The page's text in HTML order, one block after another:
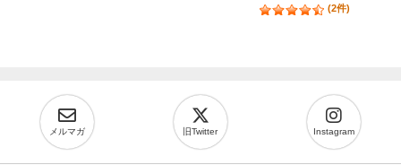
(2件)
メルマガ 旧Twitter Instagram